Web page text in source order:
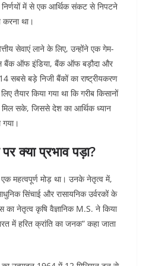
में से एक आर्थिक संकट से निपटने
था।
सेवाएं लाने के लिए, उन्होंने एक गेम-
बैंक ऑफ इंडिया, बैंक ऑफ बड़ौदा और
सबसे बड़े निजी बैंकों का राष्ट्रीयकरण
तैयार किया गया था कि गरीब किसानों
सके, जिससे देश का आर्थिक ध्यान
गया।
क्या प्रभाव पड़ा?
एक महत्वपूर्ण मोड़ था। उनके नेतृत्व में,
सिंचाई और रासायनिक उर्वरकों के
का नेतृत्व कृषि वैज्ञानिक M.S. ने किया
में हरित क्रांति का जनक” कहा जाता